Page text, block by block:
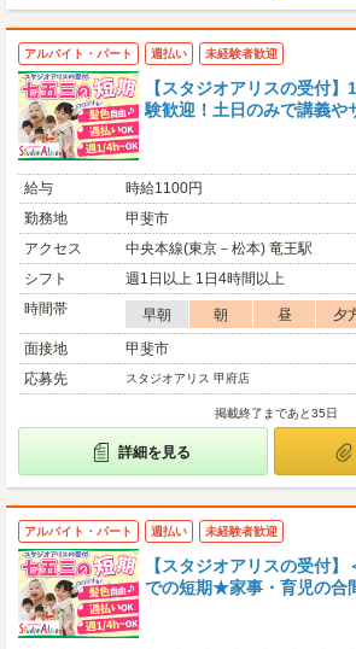
アルバイト・パート 週払い 未経験者歓迎
【スタジオアリスの受付
験歓迎！土日のみで講義や
給与
時給1100円
勤務地
甲斐市
アクセス
中央本線(東京－松本) 竜王駅
シフト
週1日以上 1日4時間以上
時間帯
早朝 朝 昼 夕
面接地
甲斐市
応募先
スタジオアリス 甲府店
掲載終了まであと35日
詳細を見る
アルバイト・パート 週払い 未経験者歓迎
【スタジオアリスの受付
での短期★家事・育児の合